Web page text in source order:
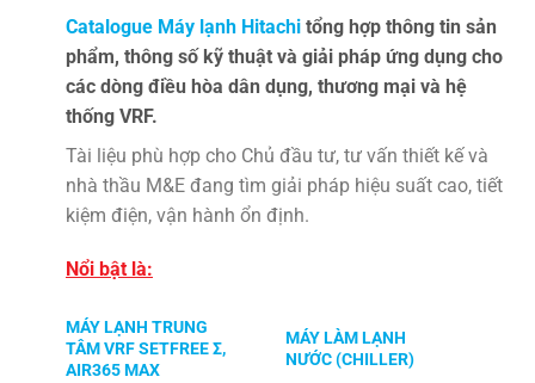
Catalogue Máy lạnh Hitachi tổng hợp thông tin sản
phẩm, thông số kỹ thuật và giải pháp ứng dụng cho
các dòng điều hòa dân dụng, thương mại và hệ
thống VRF.
Tài liệu phù hợp cho Chủ đầu tư, tư vấn thiết kế và
nhà thầu M&E đang tìm giải pháp hiệu suất cao, tiết
kiệm điện, vận hành ổn định.
Nổi bật là:
MÁY LẠNH TRUNG
TÂM VRF SETFREE Σ,
AIR365 MAX
MÁY LÀM LẠNH
NƯỚC (CHILLER)